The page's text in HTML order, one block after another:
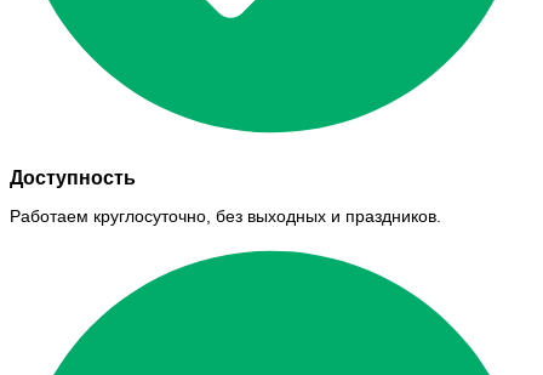
Доступность
Работаем круглосуточно, без выходных и праздников.